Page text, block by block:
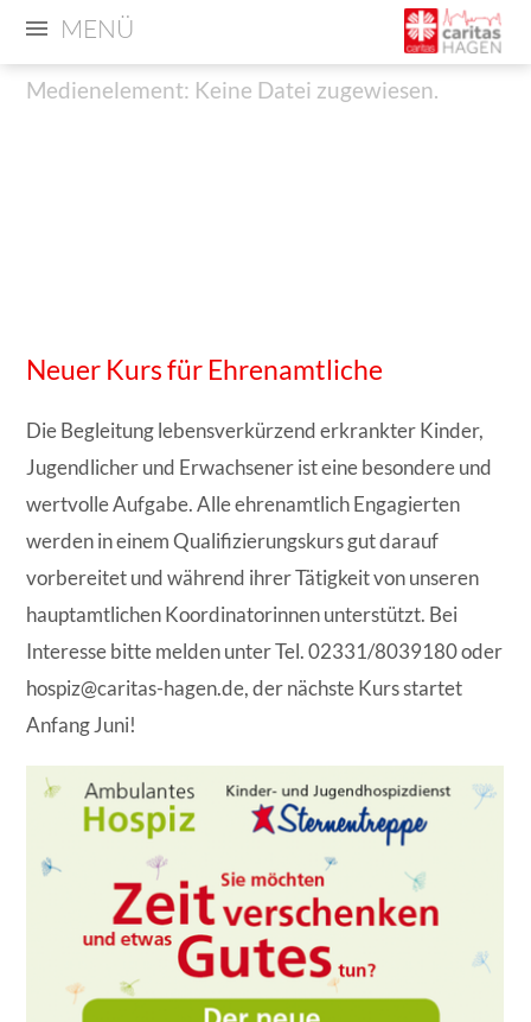
MENÜ
Medienelement: Keine Datei zugewiesen.
Medienelement:
Medienelement: Keine Datei zugewiesen.
Neuer Kurs für Ehrenamtliche
Die Begleitung lebensverkürzend erkrankter Kinder,
Jugendlicher und Erwachsener ist eine besondere und
wertvolle Aufgabe. Alle ehrenamtlich Engagierten
werden in einem Qualifizierungskurs gut darauf
vorbereitet und während ihrer Tätigkeit von unseren
hauptamtlichen Koordinatorinnen unterstützt. Bei
Interesse bitte melden unter Tel. 02331/8039180 oder
hospiz@caritas-hagen.de, der nächste Kurs startet
Anfang Juni!